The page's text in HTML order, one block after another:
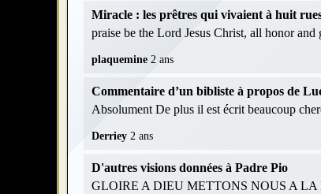
Miracle : les prêtres qui vivaient à huit
praise be the Lord Jesus Christ, all honor
plaquemine 2 ans
Commentaire d’un bibliste à propos de
Absolument De plus il est écrit beaucoup
Derriey 2 ans
D'autres visions données à Padre Pio
GLOIRE A DIEU METTONS NOUS A LA